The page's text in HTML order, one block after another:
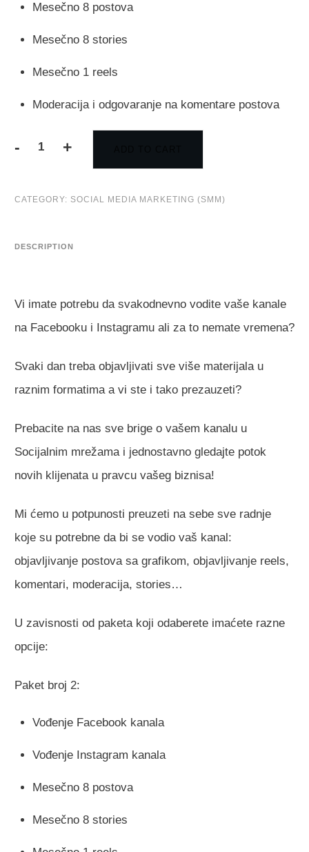
Mesečno 8 postova
Mesečno 8 stories
Mesečno 1 reels
Moderacija i odgovaranje na komentare postova
- +
CATEGORY: SOCIAL MEDIA MARKETING (SMM)
DESCRIPTION
Vi imate potrebu da svakodnevno vodite vaše kanale
na Facebooku i Instagramu ali za to nemate vremena?
Svaki dan treba objavljivati sve više materijala u
raznim formatima a vi ste i tako prezauzeti?
Prebacite na nas sve brige o vašem kanalu u
Socijalnim mrežama i jednostavno gledajte potok
novih klijenata u pravcu vašeg biznisa!
Mi ćemo u potpunosti preuzeti na sebe sve radnje
koje su potrebne da bi se vodio vaš kanal:
objavljivanje postova sa grafikom, objavljivanje reels,
komentari, moderacija, stories…
U zavisnosti od paketa koji odaberete imaćete razne
opcije:
Paket broj 2:
Vođenje Facebook kanala
Vođenje Instagram kanala
Mesečno 8 postova
Mesečno 8 stories